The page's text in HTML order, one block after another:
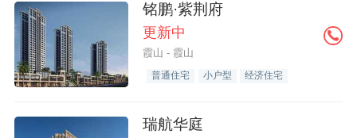
铭鹏·紫荆府
更新中
霞山 - 霞山
普通住宅 小户型 经济住宅
瑞航华庭